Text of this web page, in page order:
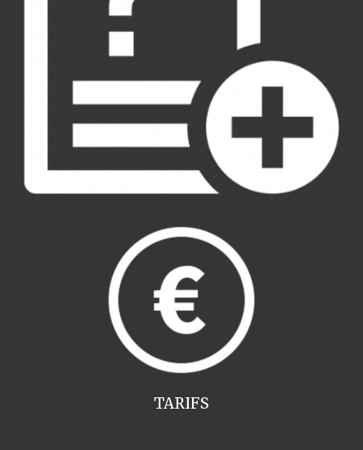
TARIFS